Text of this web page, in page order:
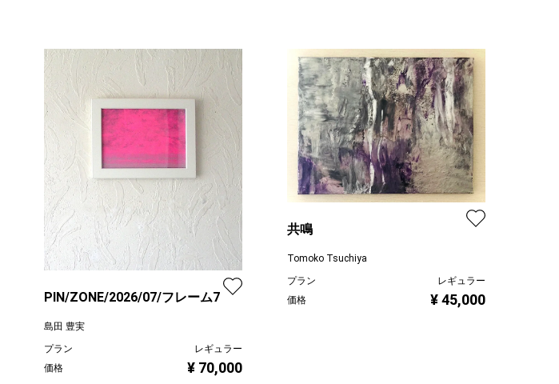
PIN/ZONE/2026/07/フレーム7
島田 豊実
プラン
レギュラー
価格
¥ 70,000
共鳴
Tomoko Tsuchiya
プラン
レギュラー
価格
¥ 45,000